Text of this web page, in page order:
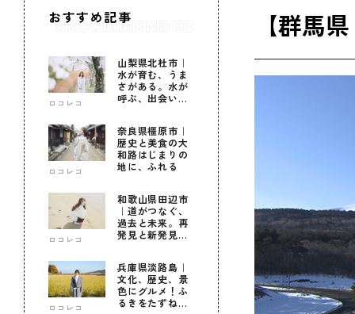
おすすめ記事
ロコレコ
山梨県北杜市｜
水が育む、うま
さがある。水が
呼ぶ、出会いが
ロコレコ
奈良県橿原市｜
歴史と美食の大
和路はじまりの
地に、ふれる
ロコレコ
和歌山県田辺市
｜道がつなぐ、
過去と未来。再
発見と新発見の
ロコレコ
兵庫県淡路島｜
文化、歴史、景
色にグルメ！ふ
るきをたずねて
【群馬